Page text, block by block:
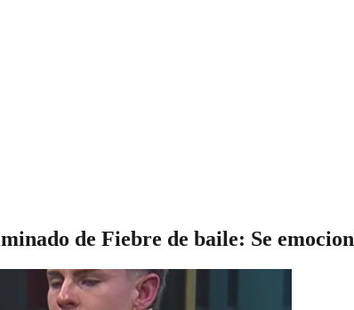
de Fiebre de baile: Se